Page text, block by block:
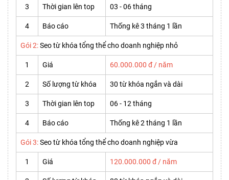
3 Thời gian lên top 03 - 06 tháng
4 Báo cáo Thống kê 3 tháng 1 lần
Gói 2:Seo từ khóa tổng thể cho doanh nghiệp nhỏ
1 Giá 60.000.000 đ / năm
2 Số lượng từ khóa 30 từ khóa ngắn và dài
3 Thời gian lên top 06 - 12 tháng
4 Báo cáo Thống kê 2 tháng 1 lần
Gói 3:Seo từ khóa tổng thể cho doanh nghiệp vừa
1 Giá 120.000.000 đ / năm